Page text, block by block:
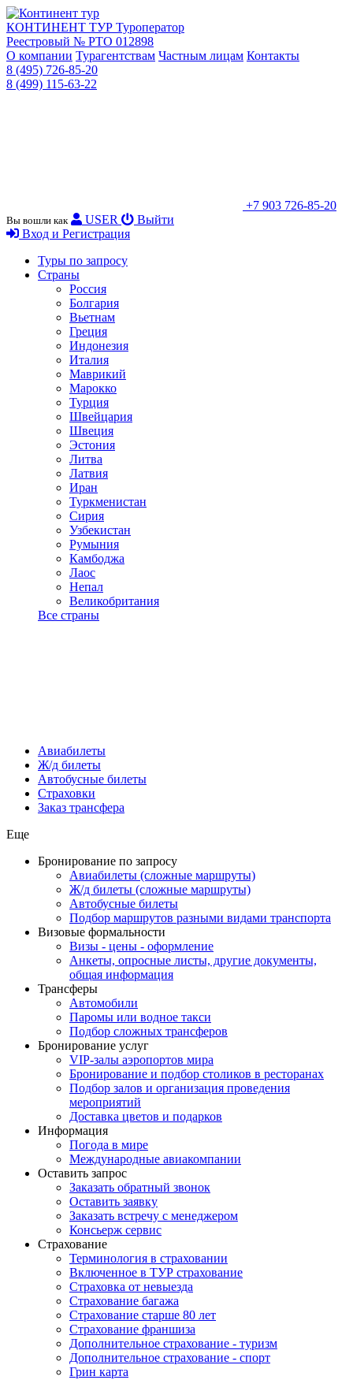
КОНТИНЕНТ ТУР Туроператор
Реестровый № РТО 012898
О компании Турагентствам Частным лицам Контакты
8 (495) 726-85-20
8 (499) 115-63-22
+7 903 726-85-20
Вы вошли как USER
Выйти
Вход и Регистрация
Туры по запросу
Страны
Россия
Болгария
Вьетнам
Греция
Индонезия
Италия
Маврикий
Марокко
Турция
Швейцария
Швеция
Эстония
Литва
Латвия
Иран
Туркменистан
Сирия
Узбекистан
Румыния
Камбоджа
Лаос
Непал
Великобритания
Все страны
Авиабилеты
Ж/д билеты
Автобусные билеты
Страховки
Заказ трансфера
Еще
Бронирование по запросу
Авиабилеты (сложные маршруты)
Ж/д билеты (сложные маршруты)
Автобусные билеты
Подбор маршрутов разными видами транспорта
Визовые формальности
Визы - цены - оформление
Анкеты, опросные листы, другие документы,
общая информация
Трансферы
Автомобили
Паромы или водное такси
Подбор сложных трансферов
Бронирование услуг
VIP-залы аэропортов мира
Бронирование и подбор столиков в ресторанах
Подбор залов и организация проведения
мероприятий
Доставка цветов и подарков
Информация
Погода в мире
Международные авиакомпании
Оставить запрос
Заказать обратный звонок
Оставить заявку
Заказать встречу с менеджером
Консьерж сервис
Страхование
Терминология в страховании
Включенное в ТУР страхование
Страховка от невыезда
Страхование багажа
Страхование старше 80 лет
Страхование франшиза
Дополнительное страхование - туризм
Дополнительное страхование - спорт
Грин карта